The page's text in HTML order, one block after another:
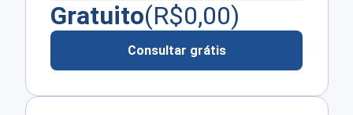
Gratuito(R$0,00)
Consultar grátis